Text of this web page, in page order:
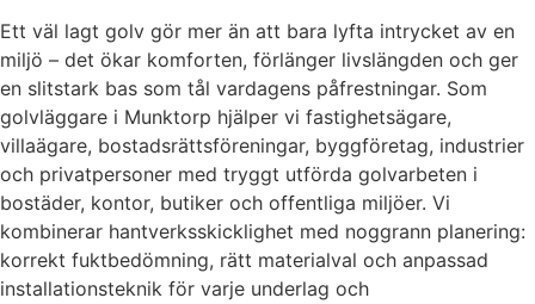
Ett väl lagt golv gör mer än att bara lyfta intrycket av en
miljö – det ökar komforten, förlänger livslängden och ger
en slitstark bas som tål vardagens påfrestningar. Som
golvläggare i Munktorp hjälper vi fastighetsägare,
villaägare, bostadsrättsföreningar, byggföretag, industrier
och privatpersoner med tryggt utförda golvarbeten i
bostäder, kontor, butiker och offentliga miljöer. Vi
kombinerar hantverksskicklighet med noggrann planering:
korrekt fuktbedömning, rätt materialval och anpassad
installationsteknik för varje underlag och